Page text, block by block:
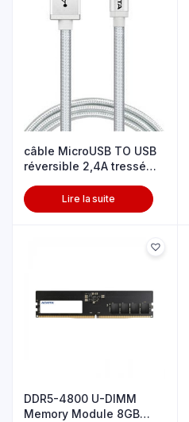
câble MicroUSB TO USB
réversible 2,4A tressé
Lire la suite
DDR5-4800 U-DIMM
Memory Module 8GB